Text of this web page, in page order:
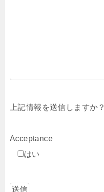
上記情報を送信しますか？
Acceptance
はい